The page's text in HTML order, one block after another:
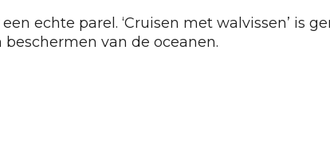
echte parel. ‘Cruisen met walvissen’ is
van de oceanen.